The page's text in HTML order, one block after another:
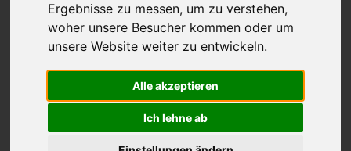
Ergebnisse zu messen, um zu verstehen,
woher unsere Besucher kommen oder um
unsere Website weiter zu entwickeln.
Alle akzeptieren
Ich lehne ab
wird das Projekt vom Infektiologen Dr. Gernot Walder, beteiligt
sind außerdem der Südtiroler Jagdverband, Veterinärmediziner
aus Belluno sowie der Tiroler Jägerverband. Wer sich am Projekt
anonym Zeckenfunde melden und diese auf einer interaktiven
Karte mitverfolgen.
Gerade Jägerinnen und Jäger kommen häufig mit Zecken in